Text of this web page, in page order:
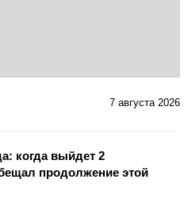
7 августа 2026
когда выйдет 2
продолжение этой